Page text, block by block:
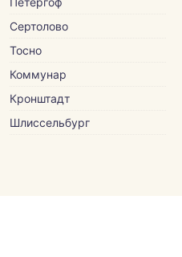
Сертолово
Тосно
Коммунар
Кронштадт
Шлиссельбург